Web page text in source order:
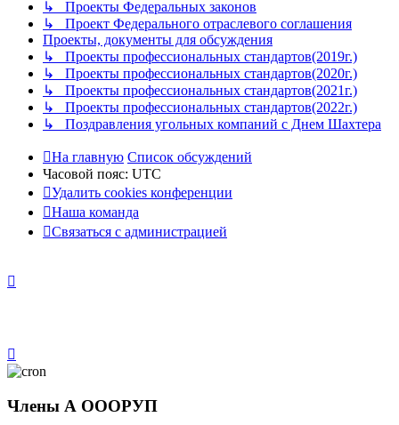
↳ Проекты Федеральных законов
↳ Проект Федерального отраслевого соглашения
Проекты, документы для обсуждения
↳ Проекты профессиональных стандартов(2019г.)
↳ Проекты профессиональных стандартов(2020г.)
↳ Проекты профессиональных стандартов(2021г.)
↳ Проекты профессиональных стандартов(2022г.)
↳ Поздравления угольных компаний с Днем Шахтера
На главную Список обсуждений
Часовой пояс: UTC
Удалить cookies конференции
Наша команда
Связаться с администрацией
Члены А ОООРУП